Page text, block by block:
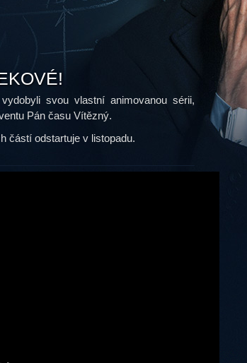
svou vlastní animovanou sérii,
Pán času Vítězný.
částí odstartuje v listopadu.